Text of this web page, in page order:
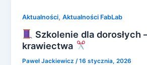
Aktualności,Aktualności FabLab
Szkolenie dla dorosłych
krawiectwa
Paweł Jackiewicz /16 stycznia, 2026